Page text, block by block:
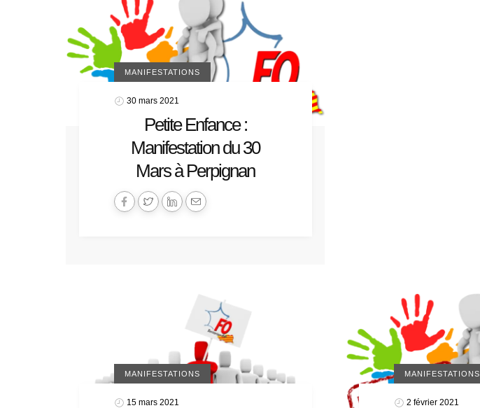
MANIFESTATIONS
30 mars 2021
Petite Enfance :
Manifestation du 30
Mars à Perpignan
MANIFESTATIONS
15 mars 2021
MANIFESTATIONS
2 février 2021